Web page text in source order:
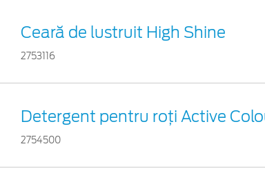
Ceară de lustruit High Shine
2753116
Detergent pentru roți Active
2754500